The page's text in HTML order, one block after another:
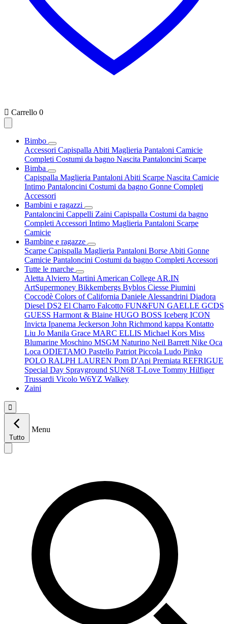
 Carrello 0
Bimbo
Accessori Capispalla Abiti Maglieria Pantaloni Camicie
Completi Costumi da bagno Nascita Pantaloncini Scarpe
Bimba
Capispalla Maglieria Pantaloni Abiti Scarpe Nascita Camicie
Intimo Pantaloncini Costumi da bagno Gonne Completi
Accessori
Bambini e ragazzi
Pantaloncini Cappelli Zaini Capispalla Costumi da bagno
Completi Accessori Intimo Maglieria Pantaloni Scarpe
Camicie
Bambine e ragazze
Scarpe Capispalla Maglieria Pantaloni Borse Abiti Gonne
Camicie Pantaloncini Costumi da bagno Completi Accessori
Tutte le marche
Aletta Alviero Martini American College AR.IN
ArtSupermoney Bikkembergs Byblos Ciesse Piumini
Coccodè Colors of California Daniele Alessandrini Diadora
Diesel DS2 El Charro Falcotto FUN&FUN GAELLE GCDS
GUESS Harmont & Blaine HUGO BOSS Iceberg ICON
Invicta Ipanema Jeckerson John Richmond kappa Kontatto
Liu Jo Manila Grace MARC ELLIS Michael Kors Miss
Blumarine Moschino MSGM Naturino Neil Barrett Nike Oca
Loca ODIETAMO Pastello Patriot Piccola Ludo Pinko
POLO RALPH LAUREN Pom D'Api Premiata REFRIGUE
Special Day Sprayground SUN68 T-Love Tommy Hilfiger
Trussardi Vicolo W6YZ Walkey
Zaini

Tutto
Menu